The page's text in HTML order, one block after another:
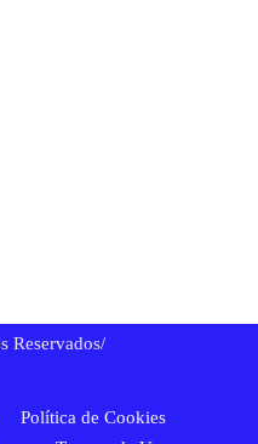
Reservados/
Política de Cookies